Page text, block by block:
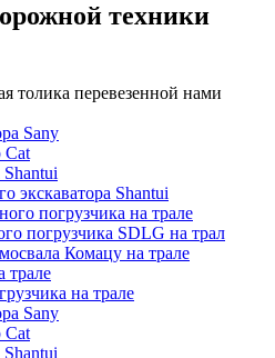
техники
толика перевезенной нами